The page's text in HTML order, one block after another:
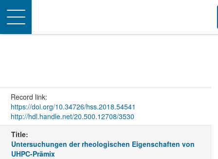
Toggle
navigation
Record link:
https://doi.org/10.34726/hss.2018.54541
http://hdl.handle.net/20.500.12708/3530
Title:
Untersuchungen der rheologischen Eigenschaften von
UHPC-Prämix